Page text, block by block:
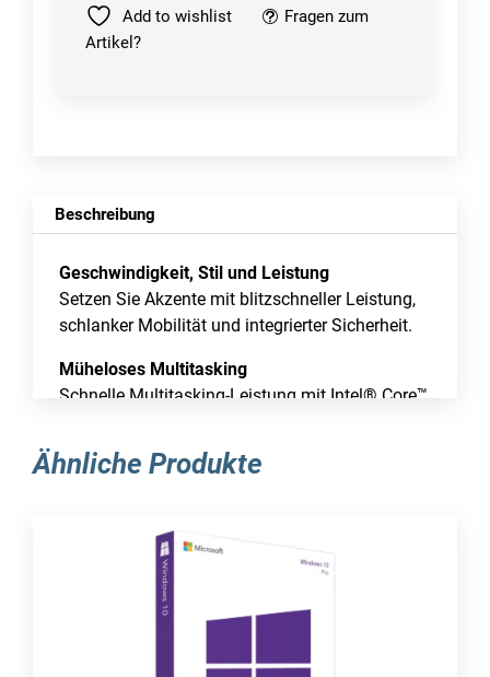
Add to wishlist
Fragen zum
Artikel?
Beschreibung
Geschwindigkeit, Stil und Leistung
Setzen Sie Akzente mit blitzschneller Leistung,
schlanker Mobilität und integrierter Sicherheit.
Müheloses Multitasking
Schnelle Multitasking-Leistung mit Intel® Core™
Intel® Evo™ Plattform basieren.
sorgt der Surface Laptop 5 für mehr
Produktivität, wo auch immer Sie Ihre Arbeit
Mit Instant On und Windows Hello-Anmeldung
Ähnliche Produkte